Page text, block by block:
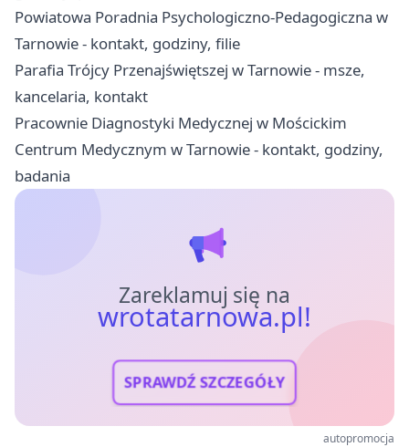
Powiatowa Poradnia Psychologiczno-Pedagogiczna w
Tarnowie - kontakt, godziny, filie
Parafia Trójcy Przenajświętszej w Tarnowie - msze,
kancelaria, kontakt
Pracownie Diagnostyki Medycznej w Mościckim
Centrum Medycznym w Tarnowie - kontakt, godziny,
badania
Zareklamuj się na
wrotatarnowa.pl!
SPRAWDŹ SZCZEGÓŁY
autopromocja